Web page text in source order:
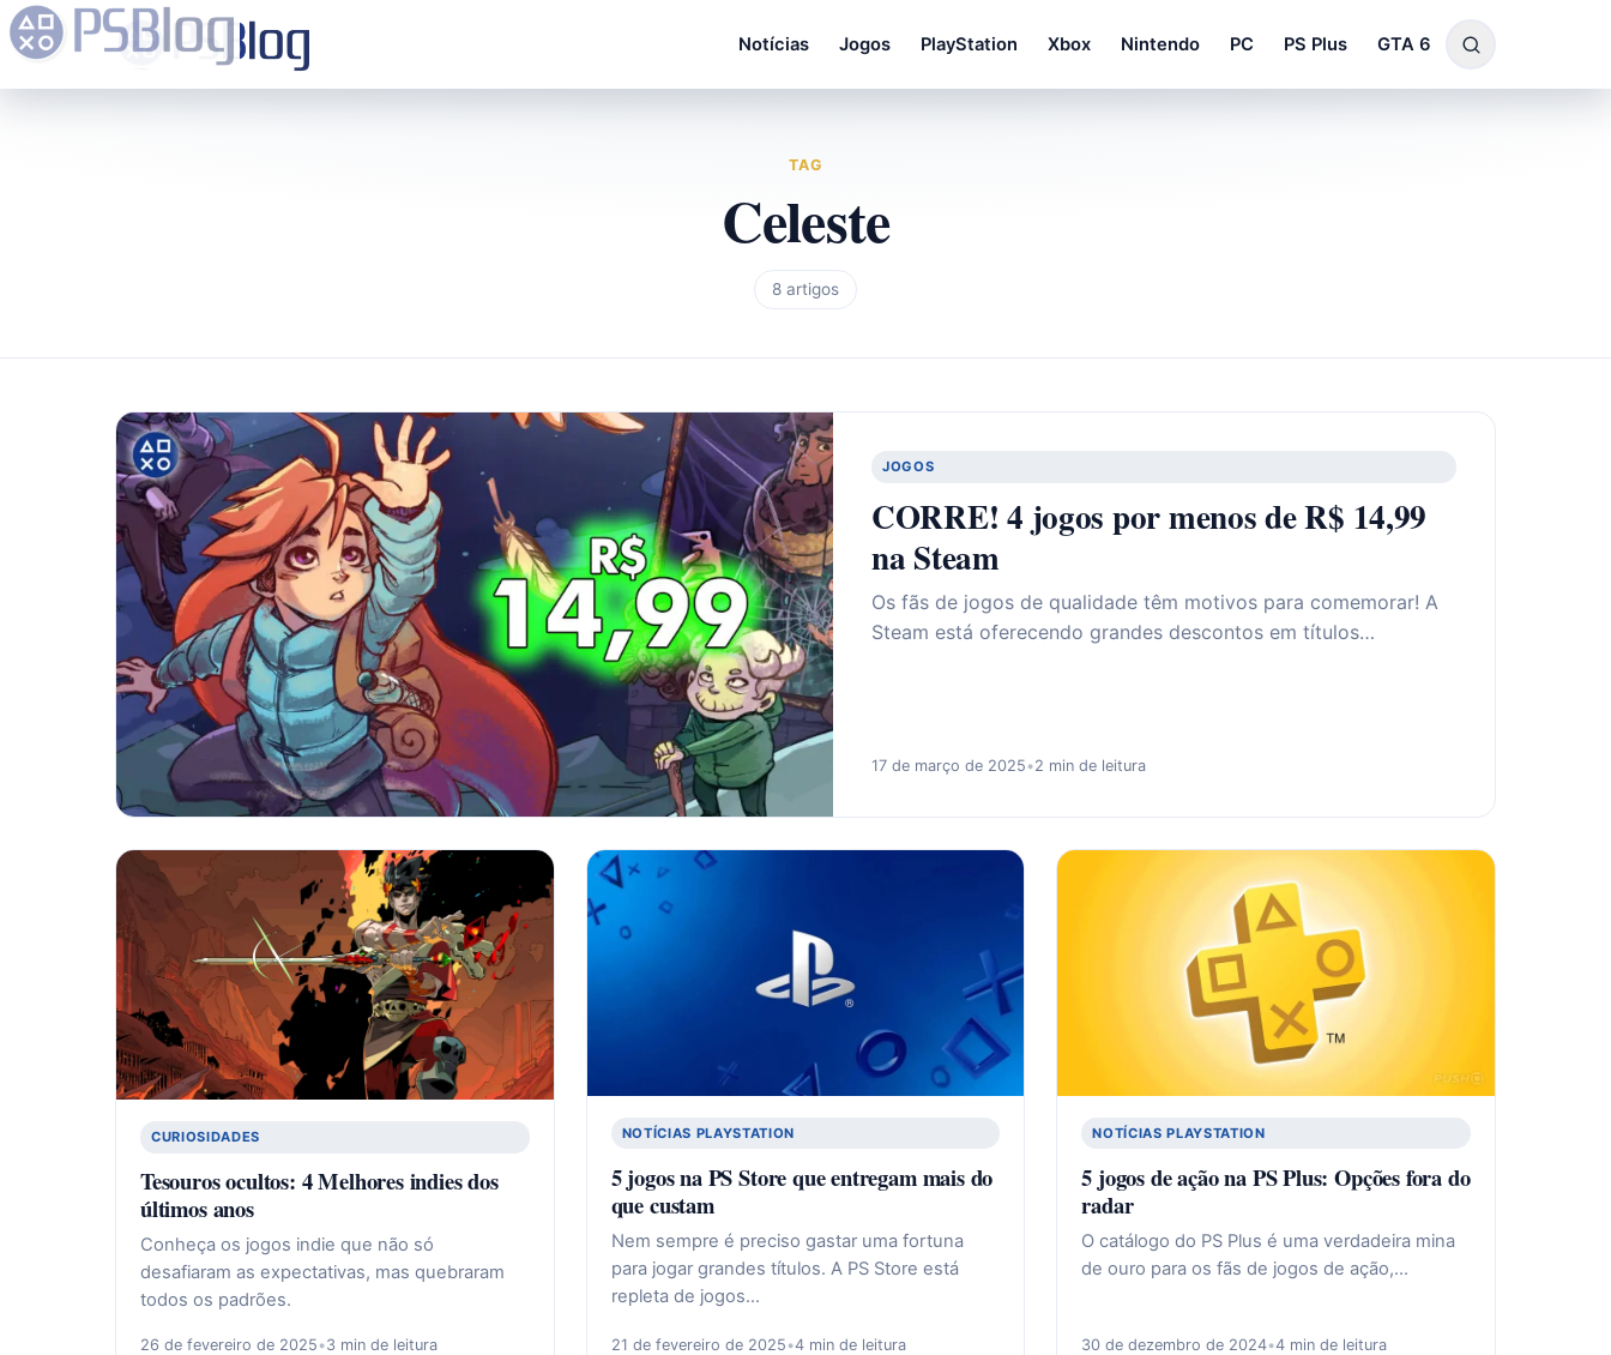
Notícias Jogos PlayStation Xbox Nintendo PC PS Plus GTA 6
TAG
Celeste
8 artigos
JOGOS
CORRE! 4 jogos por menos de R$ 14,99
na Steam
Os fãs de jogos de qualidade têm motivos para comemorar! A
Steam está oferecendo grandes descontos em títulos…
17 de março de 2025•2 min de leitura
CURIOSIDADES
Tesouros ocultos: 4 Melhores indies dos
últimos anos
Conheça os jogos indie que não só
desafiaram as expectativas, mas quebraram
todos os padrões.
26 de fevereiro de 2025•3 min de leitura
NOTÍCIAS PLAYSTATION
5 jogos na PS Store que entregam mais do
que custam
Nem sempre é preciso gastar uma fortuna
para jogar grandes títulos. A PS Store está
repleta de jogos…
21 de fevereiro de 2025•4 min de leitura
NOTÍCIAS PLAYSTATION
5 jogos de ação na PS Plus: Opções fora do
radar
O catálogo do PS Plus é uma verdadeira mina
de ouro para os fãs de jogos de ação,…
30 de dezembro de 2024•4 min de leitura